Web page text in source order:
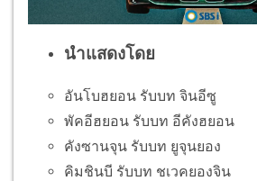
นำแสดงโดย
อันโบฮยอน รับบท จินอีซู
พัคอีฮยอน รับบท อีคังฮยอน
คังซานจุน รับบท ยูจุนยอง
คิมชินบี รับบท ชเวคยองจิน